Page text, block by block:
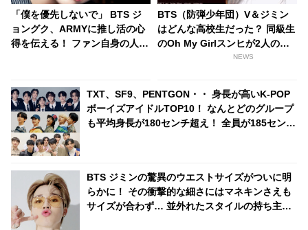
「僕を優先しないで」 BTS ジ
ョングク、ARMYに推し活の心
得を伝える！ ファン自身の人生
BTS（防弾少年団）V＆ジミン
はどんな高校生だった？ 同級生
のOh My Girlスンヒが2人の過
NEWS
TXT、SF9、PENTGON・・ 身長が高いK-POP
ボーイズアイドルTOP10！ なんとどのグループ
も平均身長が180センチ超え！ 全員が185センチ
BTS ジミンの驚異のウエストサイズがついに明
らかに！ その衝撃的な細さにはマネキンさえも
サイズが合わず… 並外れたスタイルの持ち主で